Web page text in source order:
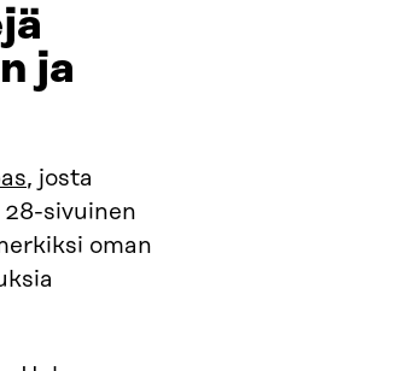
ja
, josta
sivuinen
oman